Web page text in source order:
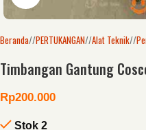
Beranda/ PERTUKANGAN/ Alat Teknik/
Timbangan Gantung
Rp200.000
Stok 2